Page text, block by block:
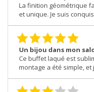
La finition géométrique
et unique. Je suis
Un bijou dans mon
Ce buffet laqué est
montage a été simple,